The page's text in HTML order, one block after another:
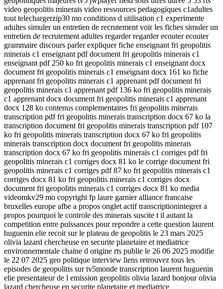
video geopolitis minerais video ressources pedagogiques c1adultes
tout telechargerzip30 mo conditions d utilisation c1 experimente
adultes simuler un entretien de recrutement voir les fiches simuler un
entretien de recrutement adultes regarder regarder ecouter ecouter
grammaire discours parler expliquer fiche enseignant fri geopolitis
minerais c1 enseignant pdf document fri geopolitis minerais c1
enseignant pdf 250 ko fri geopolitis minerais c1 enseignant docx
document fri geopolitis minerais c1 enseignant docx 161 ko fiche
apprenant fri geopolitis minerais c1 apprenant pdf document fri
geopolitis minerais c1 apprenant pdf 136 ko fri geopolitis minerais
c1 apprenant docx document fri geopolitis minerais c1 apprenant
docx 128 ko contenus complementaires fri geopolitis minerais
transcription pdf fri geopolitis minerais transcription docx 67 ko la
transcription document fri geopolitis minerais transcription pdf 107
ko fri geopolitis minerais transcription docx 67 ko fri geopolitis
minerais transcription docx document fri geopolitis minerais
transcription docx 67 ko fri geopolitis minerais c1 corriges pdf fri
geopolitis minerais c1 corriges docx 81 ko le corrige document fri
geopolitis minerais c1 corriges pdf 87 ko fri geopolitis minerais c1
corriges docx 81 ko fri geopolitis minerais c1 corriges docx
document fri geopolitis minerais c1 corriges docx 81 ko media
videomkv29 mo copyright fp laure garnier alliance francaise
bruxelles europe afbe a propos onglet actif transcriptionintegrer a
propos pourquoi le controle des minerais suscite t il autant la
competition entre puissances pour repondre a cette question laurent
huguenin elie recoit sur le plateau de geopolitis le 23 mars 2025
olivia lazard chercheuse en securite planetaire et mediatrice
environnementale chaine d origine rts publie le 26 06 2025 modifie
le 22 07 2025 geo politique interview liens retrouvez tous les
episodes de geopolitis sur tv5monde transcription laurent huguenin
elie presentateur de l emission geopolitis olivia lazard bonjour olivia
lazard chercheuse en securite planetaire et mediatrice